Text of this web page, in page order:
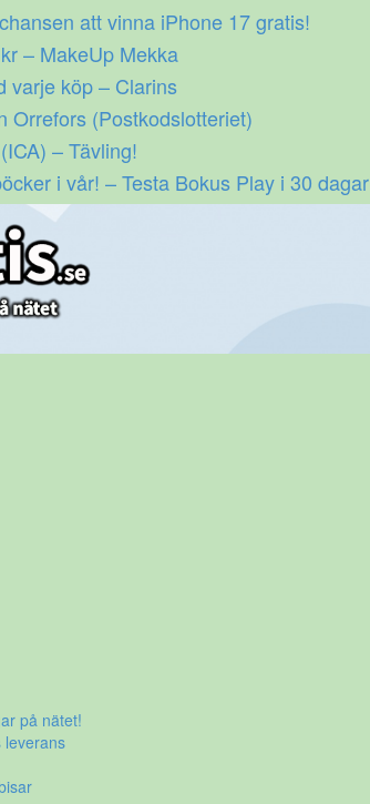
att vinna iPhone 17 gratis!
– MakeUp Mekka
varje köp – Clarins
Orrefors (Postkodslotteriet)
– Tävling!
i vår! – Testa Bokus Play i 30 dagar
på nätet!
leverans